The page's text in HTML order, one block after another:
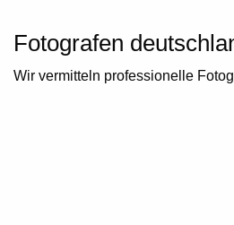
Fotografen
Wir vermitteln professionelle